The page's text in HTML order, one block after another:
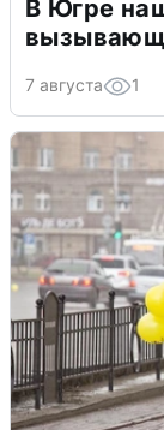
В Югре
7 августа 1